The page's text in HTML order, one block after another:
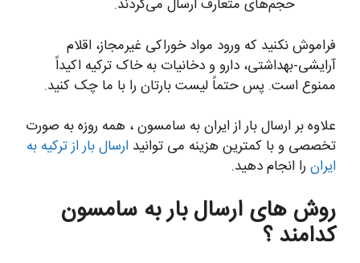
حجم‌های متعارف ارسال می‌گردند.
فراموش نکنید که ورود مواد خوراکی غیرمجاز، اقلام
آرایشی-بهداشتی، دارو و دخانیات به خاک ترکیه اکیداً
ممنوع است. پس حتماً لیست بارتان را با ما چک کنید.
علاوه بر ارسال بار از ایران به سامسون ، همه روزه به صورت
تخصصی و با کمترین هزینه می توانید ارسال بار از ترکیه به
ایران را انجام دهید.
روش های ارسال بار به سامسون
کدامند ؟